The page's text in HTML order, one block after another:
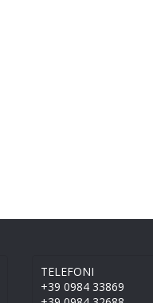
TELEFONI
+39 0984 33869